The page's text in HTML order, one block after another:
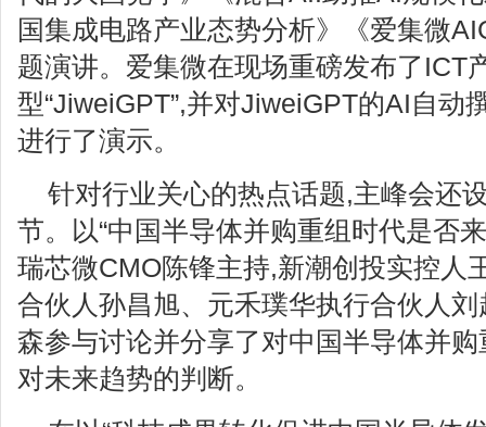
国集成电路产业态势分析》《爱集微
题演讲。爱集微在现场重磅发布了ICT
型“JiweiGPT”,并对JiweiGPT的AI自动
进行了演示。
针对行业关心的热点话题,主峰会还
节。以“中国半导体并购重组时代是否
瑞芯微CMO陈锋主持,新潮创投实控人
合伙人孙昌旭、元禾璞华执行合伙人
森参与讨论并分享了对中国半导体并
对未来趋势的判断。